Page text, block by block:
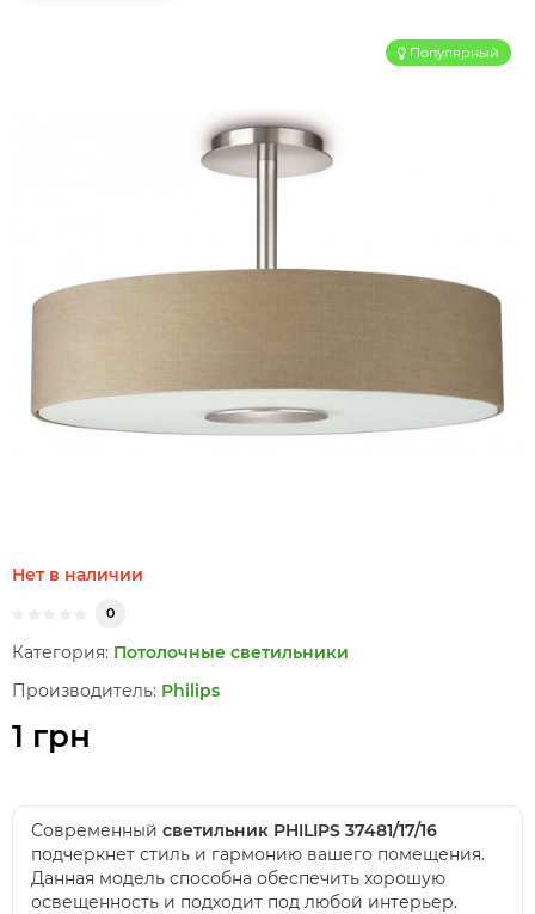
Популярный
Нет в наличии
0
Категория: Потолочные светильники
Производитель: Philips
1 грн
Современный светильник PHILIPS 37481/17/16
подчеркнет стиль и гармонию вашего помещения.
Данная модель способна обеспечить хорошую
освещенность и подходит под любой интерьер.